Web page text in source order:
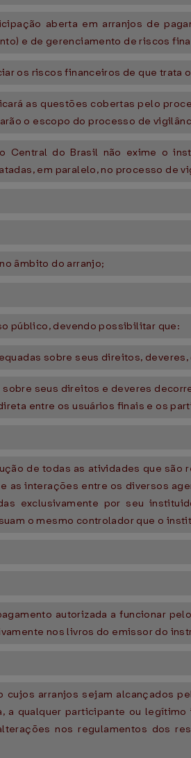
aberta em arranjos de
e de gerenciamento de riscos
os riscos financeiros de que trata
as questões cobertas pelo
o escopo do processo de
Central do Brasil não exime o
em paralelo, no processo de
âmbito do arranjo;
público, devendo possibilitar que:
sobre seus direitos,
seus direitos e deveres
entre os usuários finais e os
de todas as atividades que
as interações entre os diversos
exclusivamente por seu
o mesmo controlador que o
autorizada a funcionar
nos livros do emissor do
arranjos sejam alcançados
a qualquer participante ou
nos regulamentos dos